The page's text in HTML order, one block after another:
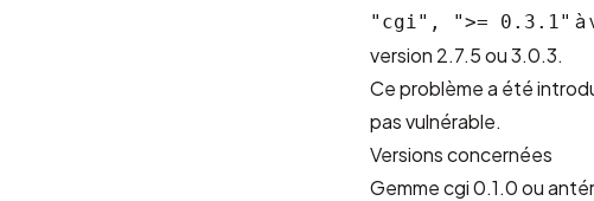
"cgi", ">= 0.3.1" à
version 2.7.5 ou 3.0.3.
Ce problème a été
pas vulnérable.
Versions concernées
Gemme cgi 0.1.0 ou